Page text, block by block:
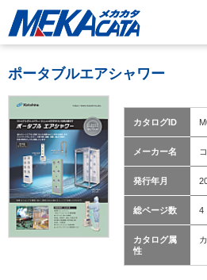
ポータブルエアシャワー
カタログID
メーカー名
発行年月
総ページ数 4
カタログ属
性